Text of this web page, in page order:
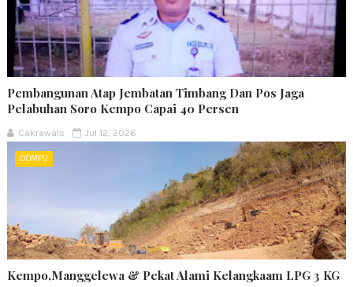
Pembangunan Atap Jembatan Timbang Dan Pos Jaga
Pelabuhan Soro Kempo Capai 40 Persen
Cakrawals Jul 12, 2026
DOMPU
Kempo,Manggelewa & Pekat Alami Kelangkaam LPG 3 KG